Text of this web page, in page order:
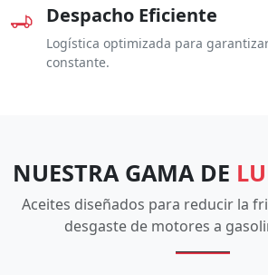
Despacho Eficiente
Logística optimizada para
constante.
NUESTRA GAMA DE
Aceites diseñados para reducir la
desgaste de motores a